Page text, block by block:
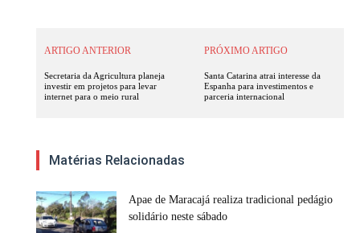
ARTIGO ANTERIOR
Secretaria da Agricultura planeja
investir em projetos para levar
internet para o meio rural
PRÓXIMO ARTIGO
Santa Catarina atrai interesse da
Espanha para investimentos e
parceria internacional
Matérias Relacionadas
Apae de Maracajá realiza tradicional pedágio
solidário neste sábado